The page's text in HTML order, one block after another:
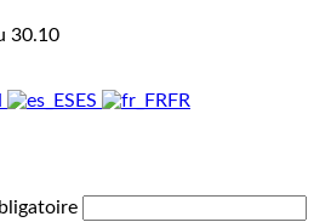
30.10
ES FR